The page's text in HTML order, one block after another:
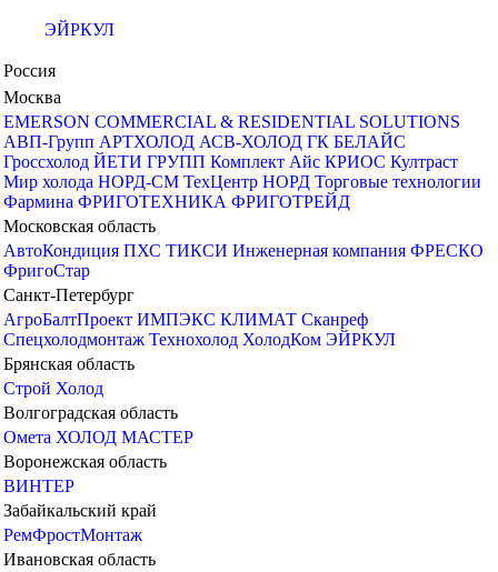
ЭЙРКУЛ
Россия
Москва
EMERSON COMMERCIAL & RESIDENTIAL SOLUTIONS
АВП-Групп АРТХОЛОД АСВ-ХОЛОД ГК БЕЛАЙС
Гроссхолод ЙЕТИ ГРУПП Комплект Айс КРИОС Култраст
Мир холода НОРД-СМ ТехЦентр НОРД Торговые технологии
Фармина ФРИГОТЕХНИКА ФРИГОТРЕЙД
Московская область
АвтоКондиция ПХС ТИКСИ Инженерная компания ФРЕСКО
ФригоСтар
Санкт-Петербург
АгроБалтПроект ИМПЭКС КЛИМАТ Сканреф
Спецхолодмонтаж Технохолод ХолодКом ЭЙРКУЛ
Брянская область
Строй Холод
Волгоградская область
Омета ХОЛОД МАСТЕР
Воронежская область
ВИНТЕР
Забайкальский край
РемФростМонтаж
Ивановская область